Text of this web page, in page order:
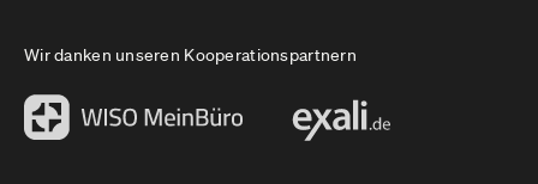
Wir danken unseren Kooperationspartnern